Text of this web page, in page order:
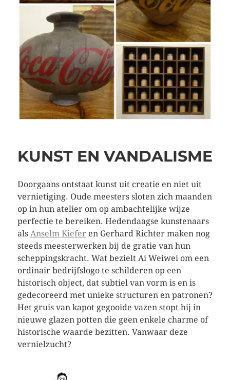
KUNST EN VANDALISME
Doorgaans ontstaat kunst uit creatie en niet uit
vernietiging. Oude meesters sloten zich maanden
op in hun atelier om op ambachtelijke wijze
perfectie te bereiken. Hedendaagse kunstenaars
als Anselm Kieferen Gerhard Richter maken nog
steeds meesterwerken bij de gratie van hun
scheppingskracht. Wat bezielt Ai Weiwei om een
ordinair bedrijfslogo te schilderen op een
historisch object, dat subtiel van vorm is en is
gedecoreerd met unieke structuren en patronen?
Het gruis van kapot gegooide vazen stopt hij in
nieuwe glazen potten die geen enkele charme of
historische waarde bezitten. Vanwaar deze
vernielzucht?